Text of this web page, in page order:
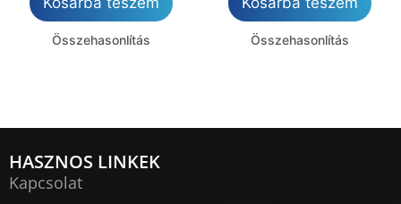
Összehasonlítás Összehasonlítás
HASZNOS LINKEK
Kapcsolat